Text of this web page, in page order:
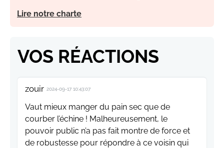
Lire notre charte
VOS RÉACTIONS
zouir 2024-09-17 10:43:07
Vaut mieux manger du pain sec que de
courber l’échine ! Malheureusement, le
pouvoir public n’a pas fait montre de force et
de robustesse pour répondre à ce voisin qui